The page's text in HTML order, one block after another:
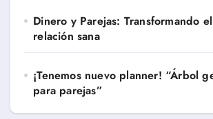
Dinero y Parejas: Transformando
relación sana
¡Tenemos nuevo planner! “Árbol
para parejas”